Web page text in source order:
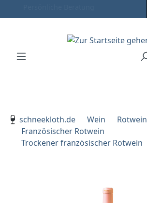
Zur Hauptnavigation springen
schneekloth.de
Wein
Rotwein
Französischer Rotwein
Trockener französischer Rotwein
Bildergalerie überspringen